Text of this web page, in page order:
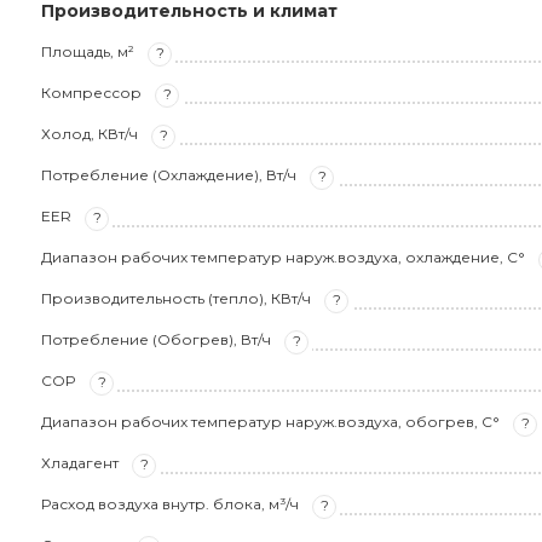
Производительность и климат
Площадь, м² ?
Компрессор ?
Холод, КВт/ч ?
Потребление (Охлаждение), Вт/ч ?
EER ?
Диапазон рабочих температур наруж.воздуха, охлаждение, С°
Производительность (тепло), КВт/ч ?
Потребление (Обогрев), Вт/ч ?
COP ?
Диапазон рабочих температур наруж.воздуха, обогрев, С° ?
Хладагент ?
Расход воздуха внутр. блока, м³/ч ?